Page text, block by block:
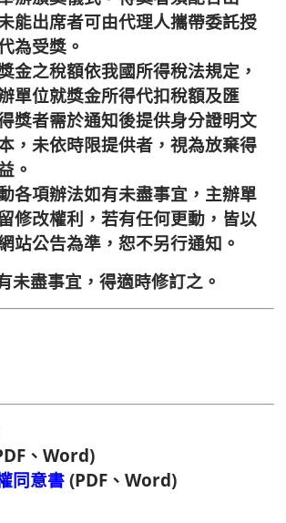
能出席者可由代理人攜帶委託授
為受獎。
金之稅額依我國所得稅法規定，
單位就獎金所得代扣稅額及匯
獎者需於通知後提供身分證明文
，未依時限提供者，視為放棄得
。
各項辦法如有未盡事宜，主辦單
修改權利，若有任何更動，皆以
站公告為準，恕不另行通知。
未盡事宜，得適時修訂之。
、Word)
同意書 (PDF 、Word)